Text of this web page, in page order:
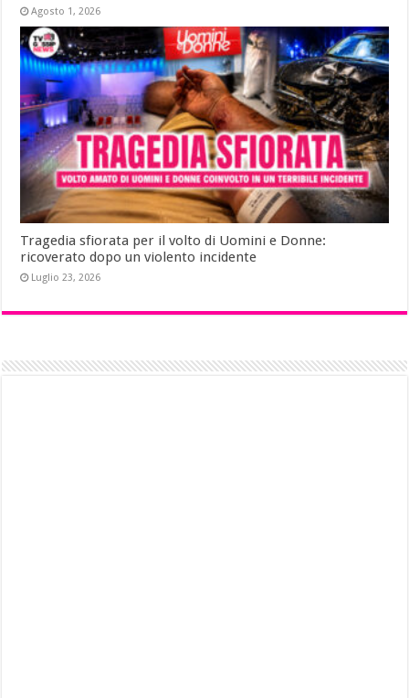
Agosto 1, 2026
Tragedia sfiorata per il volto di Uomini e Donne:
ricoverato dopo un violento incidente
Luglio 23, 2026